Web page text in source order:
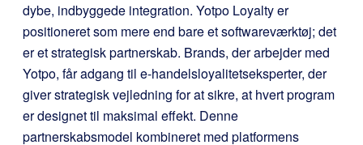
dybe, indbyggede integration. Yotpo Loyalty er
positioneret som mere end bare et softwareværktøj; det
er et strategisk partnerskab. Brands, der arbejder med
Yotpo, får adgang til e-handelsloyalitetseksperter, der
giver strategisk vejledning for at sikre, at hvert program
er designet til maksimal effekt. Denne
partnerskabsmodel kombineret med platformens